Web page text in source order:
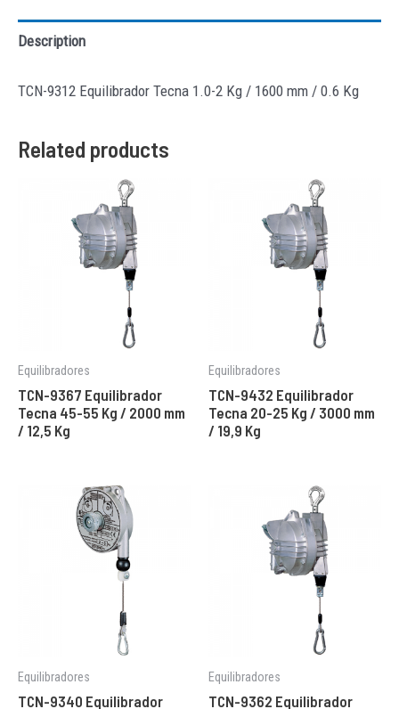
Description
TCN-9312 Equilibrador Tecna 1.0-2 Kg / 1600 mm / 0.6 Kg
Related products
Equilibradores
TCN-9367 Equilibrador
Tecna 45-55 Kg / 2000 mm
/ 12,5 Kg
Equilibradores
TCN-9432 Equilibrador
Tecna 20-25 Kg / 3000 mm
/ 19,9 Kg
Equilibradores
TCN-9340 Equilibrador
Equilibradores
TCN-9362 Equilibrador